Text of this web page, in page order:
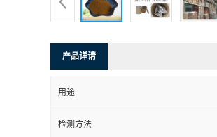
产品详请
用途
检测方法